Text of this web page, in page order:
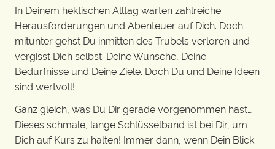
In Deinem hektischen Alltag warten zahlreiche
Herausforderungen und Abenteuer auf Dich. Doch
mitunter gehst Du inmitten des Trubels verloren und
vergisst Dich selbst: Deine Wünsche, Deine
Bedürfnisse und Deine Ziele. Doch Du und Deine Ideen
sind wertvoll!
Ganz gleich, was Du Dir gerade vorgenommen hast…
Dieses schmale, lange Schlüsselband ist bei Dir, um
Dich auf Kurs zu halten! Immer dann, wenn Dein Blick